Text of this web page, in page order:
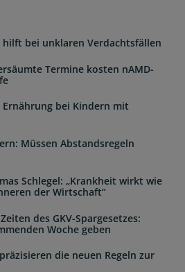
hilft bei unklaren Verdachtsfällen
Termine kosten nAMD-
bei Kindern mit
Müssen Abstandsregeln
Schlegel: „Krankheit wirkt wie
der Wirtschaft“
des GKV-Spargesetzes:
Woche geben
die neuen Regeln zur